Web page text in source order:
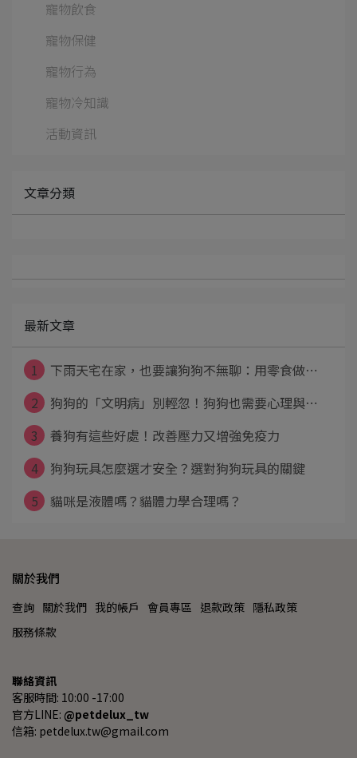
寵物飲食
寵物保健
寵物行為
寵物冷知識
活動資訊
文章分類
最新文章
1
下雨天宅在家，也要讓狗狗不無聊：用零食做⋯
2
狗狗的「文明病」別輕忽！狗狗也需要心理與⋯
3
養狗有這些好處！改善壓力又增強免疫力
4
狗狗玩具怎麼選才安全？選對狗狗玩具的關鍵
5
貓咪是液體嗎？貓體力學合理嗎？
關於我們
查詢 關於我們 我的帳戶 會員專區 退款政策 隱私政策
服務條款
聯絡資訊
客服時間: 10:00 -17:00
官方LINE: @petdelux_tw
信箱: petdelux.tw@gmail.com